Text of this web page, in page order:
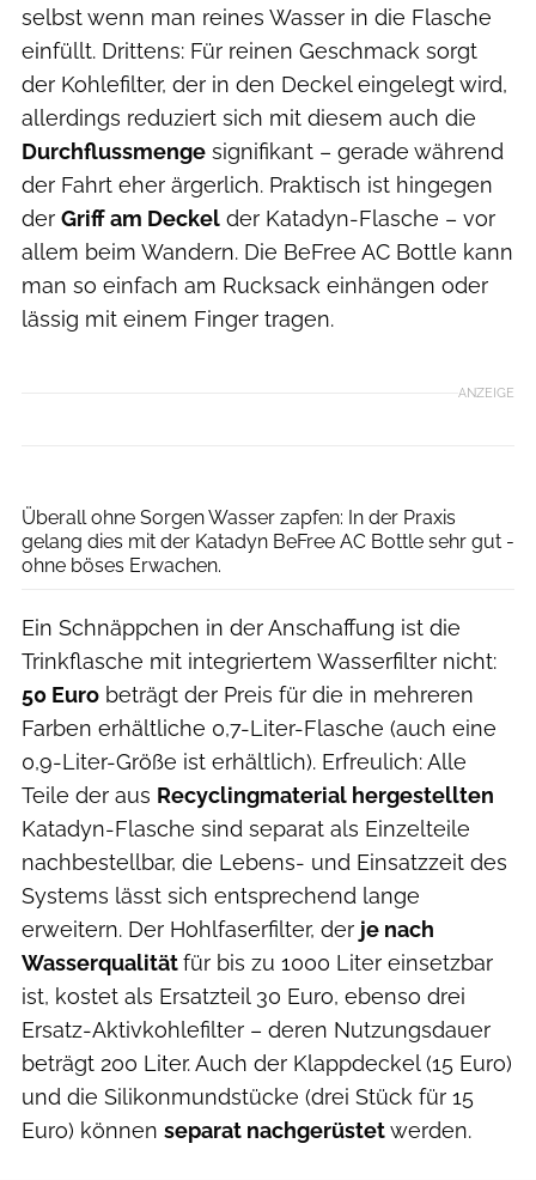
selbst wenn man reines Wasser in die Flasche
einfüllt. Drittens: Für reinen Geschmack sorgt
der Kohlefilter, der in den Deckel eingelegt wird,
allerdings reduziert sich mit diesem auch die
Durchflussmenge signifikant – gerade während
der Fahrt eher ärgerlich. Praktisch ist hingegen
der Griff am Deckel der Katadyn-Flasche – vor
allem beim Wandern. Die BeFree AC Bottle kann
man so einfach am Rucksack einhängen oder
lässig mit einem Finger tragen.
ANZEIGE
Überall ohne Sorgen Wasser zapfen: In der Praxis
gelang dies mit der Katadyn BeFree AC Bottle sehr gut -
ohne böses Erwachen.
Ein Schnäppchen in der Anschaffung ist die
Trinkflasche mit integriertem Wasserfilter nicht:
50 Euro beträgt der Preis für die in mehreren
Farben erhältliche 0,7-Liter-Flasche (auch eine
0,9-Liter-Größe ist erhältlich). Erfreulich: Alle
Teile der aus Recyclingmaterial hergestellten
Katadyn-Flasche sind separat als Einzelteile
nachbestellbar, die Lebens- und Einsatzzeit des
Systems lässt sich entsprechend lange
erweitern. Der Hohlfaserfilter, der je nach
Wasserqualitätfür bis zu 1000 Liter einsetzbar
ist, kostet als Ersatzteil 30 Euro, ebenso drei
Ersatz-Aktivkohlefilter – deren Nutzungsdauer
beträgt 200 Liter. Auch der Klappdeckel (15 Euro)
und die Silikonmundstücke (drei Stück für 15
Euro) können separat nachgerüstetwerden.